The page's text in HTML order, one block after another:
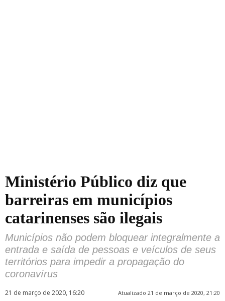
Ministério Público diz que
barreiras em municípios
catarinenses são ilegais
Municípios não podem bloquear integralmente a
entrada e saída de pessoas e veículos de seus
territórios para impedir a propagação do
coronavírus
21 de março de 2020, 16:20 Atualizado 21 de março de 2020, 21:20